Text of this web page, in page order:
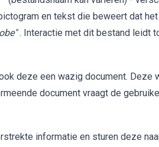
en tekst die beweert dat
. Interactie met dit bestand leidt
deze een wazig document.
document vraagt de
informatie en sturen deze